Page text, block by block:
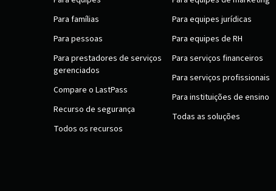
Para famílias
Para pessoas
Para prestadores de serviços
gerenciados
Compare o LastPass
Recurso de segurança
Todos os recursos
Para equipes jurídicas
Para equipes de RH
Para serviços financeiros
Para serviços profissionais
Para instituições de ensino
Todas as soluções